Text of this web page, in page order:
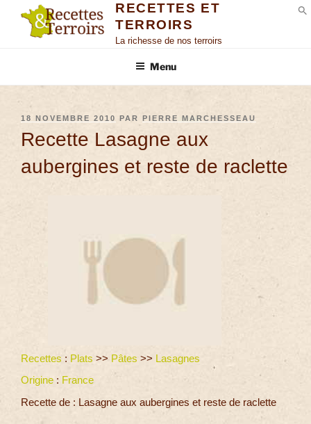
RECETTES ET
TERROIRS
La richesse de nos terroirs
Menu
18 NOVEMBRE 2010 PAR PIERRE MARCHESSEAU
Recette Lasagne aux
aubergines et reste de raclette
Recettes : Plats >> Pâtes >> Lasagnes
Origine : France
Recette de : Lasagne aux aubergines et reste de raclette